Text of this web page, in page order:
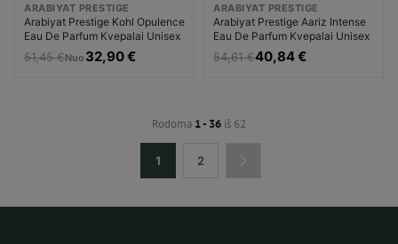
ARABIYAT PRESTIGE
Arabiyat Prestige Kohl Opulence
Eau De Parfum Kvepalai Unisex
51,45 €Nuo 32,90 €
ARABIYAT PRESTIGE
Arabiyat Prestige Aariz Intense
Eau De Parfum Kvepalai Unisex
54,61 €40,84 €
Rodoma 1 - 36 iš 62
1 2